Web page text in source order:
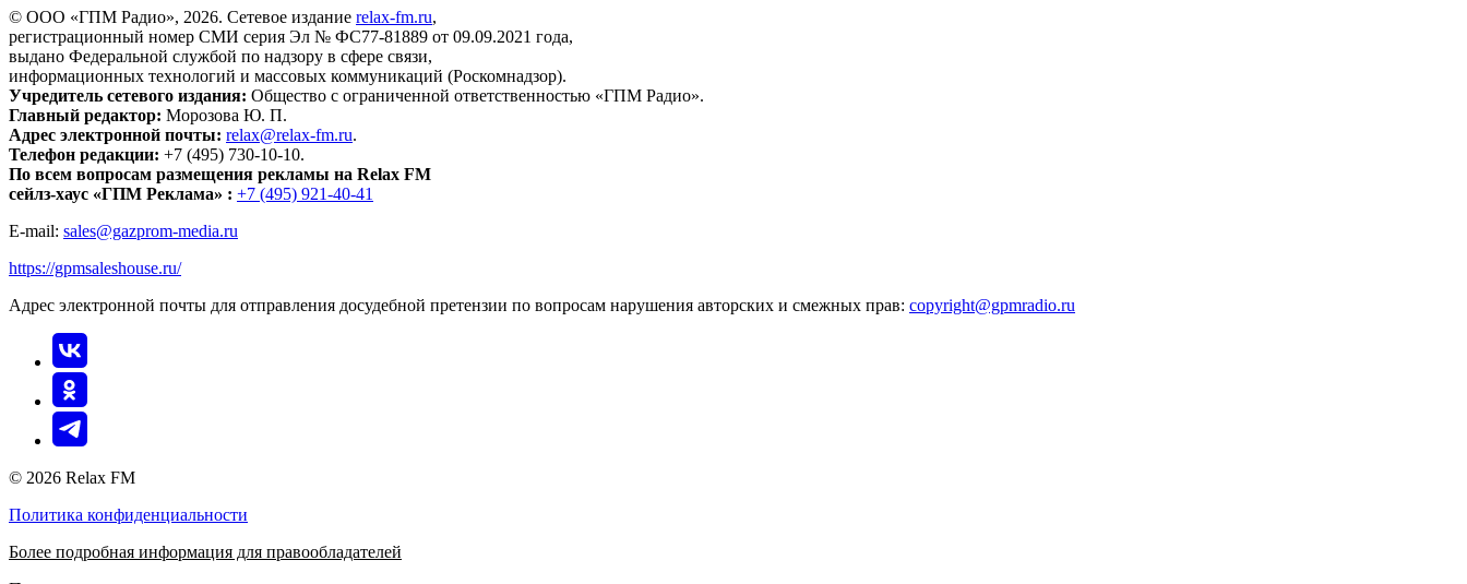
© ООО «ГПМ Радио», 2026. Сетевое издание relax-fm.ru,
регистрационный номер СМИ серия Эл № ФС77-81889 от 09.09.2021 года,
выдано Федеральной службой по надзору в сфере связи,
информационных технологий и массовых коммуникаций (Роскомнадзор).
Учредитель сетевого издания: Общество с ограниченной ответственностью «ГПМ Радио».
Главный редактор: Морозова Ю. П.
Адрес электронной почты: relax@relax-fm.ru.
Телефон редакции: +7 (495) 730-10-10.
По всем вопросам размещения рекламы на Relax FM
сейлз-хаус «ГПМ Реклама» : +7 (495) 921-40-41
E-mail: sales@gazprom-media.ru
https://gpmsaleshouse.ru/
Адрес электронной почты для отправления досудебной претензии по вопросам нарушения авторских и смежных прав: copyright@gpmradio.ru
© 2026 Relax FM
Политика конфиденциальности
Более подробная информация для правообладателей